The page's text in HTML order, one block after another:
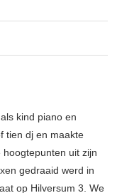
kind piano en
tien dj en maakte
uit zijn
gedraaid werd in
op Hilversum 3. We